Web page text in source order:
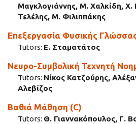
Μαγκλογιάννης, Μ. Χαλκίδη, Χ.
Τελέλης, Μ. Φιλιππάκης
Επεξεργασία Φυσικής
Tutors: Ε. Σταματάτος
Νευρο-Συμβολική Τεχνητή
Tutors: Νίκος Κατζούρης,
Αλεβίζος
Βαθιά Μάθηση (C)
Tutors: Θ. Γιαννακόπουλος, Γ.